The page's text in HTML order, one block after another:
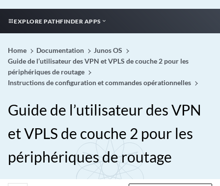
EXPLORE PATHFINDER APPS
Home Documentation
Junos OS
Guide de l’utilisateur des VPN et VPLS de couche 2 pour les
périphériques de routage
Instructions de configuration et commandes opérationnelles
Guide de l’utilisateur des VPN
et VPLS de couche 2 pour les
périphériques de routage